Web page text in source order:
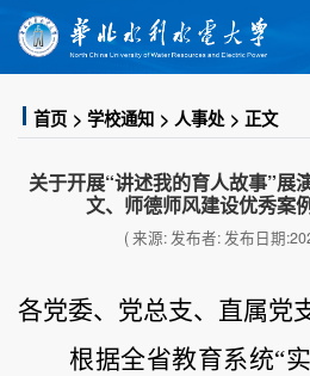
首页 学校通知 人事处 正文
关于开展“讲述我的育人故事”展
文、师德师风建设优秀案
( 来源: 发布者: 发布日期
各党委、党总支、直属党
根据全省教育系统“